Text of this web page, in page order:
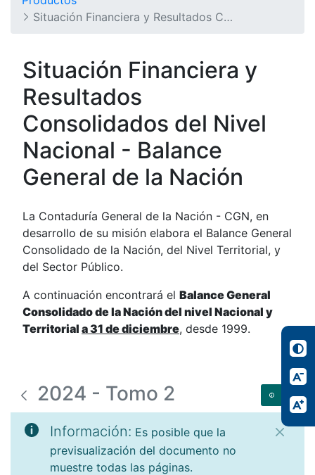
Situación Financiera y Resultados Consolidados del Nivel Nacional - Balance General de la Nación y Otros Informes
Situación Financiera y
Resultados
Consolidados del Nivel
Nacional - Balance
General de la Nación
La Contaduría General de la Nación - CGN, en
desarrollo de su misión elabora el Balance General
Consolidado de la Nación, del Nivel Territorial, y
del Sector Público.
A continuación encontrará el Balance General
Consolidado de la Nación del nivel Nacional y
Territorial a 31 de diciembre, desde 1999.
2024 - Tomo 2
Información: Es posible que la
previsualización del documento no
muestre todas las páginas.